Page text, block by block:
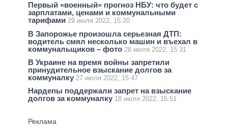
Первый «военный» прогноз НБУ: что будет с
зарплатами, ценами и коммунальными
тарифами 29 июля 2022, 15:20
В Запорожье произошла серьезная ДТП:
водитель смял несколько машин и въехал в
коммунальщиков – фото 28 июля 2022, 15:31
В Украине на время войны запретили
принудительное взыскание долгов за
коммуналку 27 июля 2022, 15:47
Нардепы поддержали запрет на взыскание
долгов за коммуналку 18 июля 2022, 15:51